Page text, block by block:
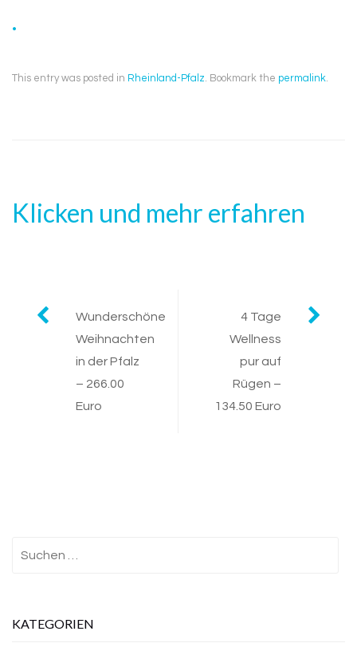
.
This entry was posted in Rheinland-Pfalz. Bookmark the permalink.
Klicken und mehr erfahren
Post
navigation
Wunderschöne
Weihnachten
in der Pfalz
– 266.00
Euro
4 Tage
Wellness
pur auf
Rügen –
134.50 Euro
KATEGORIEN